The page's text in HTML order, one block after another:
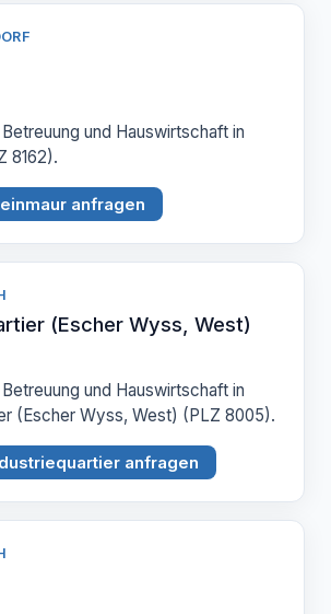
und Hauswirtschaft in
8162).
anfragen
(Escher Wyss, West)
und Hauswirtschaft in
(Escher Wyss, West) (PLZ 8005).
anfragen